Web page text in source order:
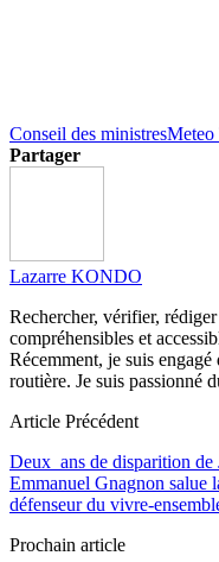
Conseil des ministresMeteo
Partager
Lazarre KONDO
Rechercher, vérifier,
compréhensibles et
Récemment, je suis
routière. Je suis passionné
Article Précédent
Deux ans de disparition de
Emmanuel Gnagnon salue
défenseur du vivre-
Prochain article